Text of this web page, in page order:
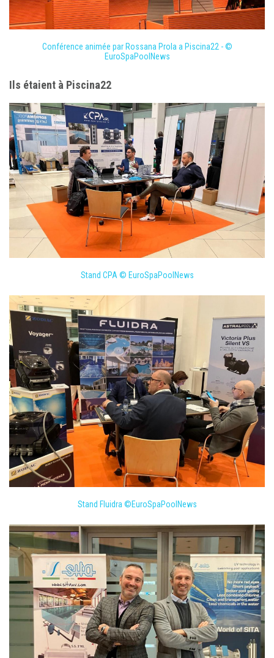
Conférence animée par Rossana Prola a Piscina22 - ©
EuroSpaPoolNews
Ils étaient à Piscina22
Stand CPA © EuroSpaPoolNews
Stand Fluidra ©EuroSpaPoolNews